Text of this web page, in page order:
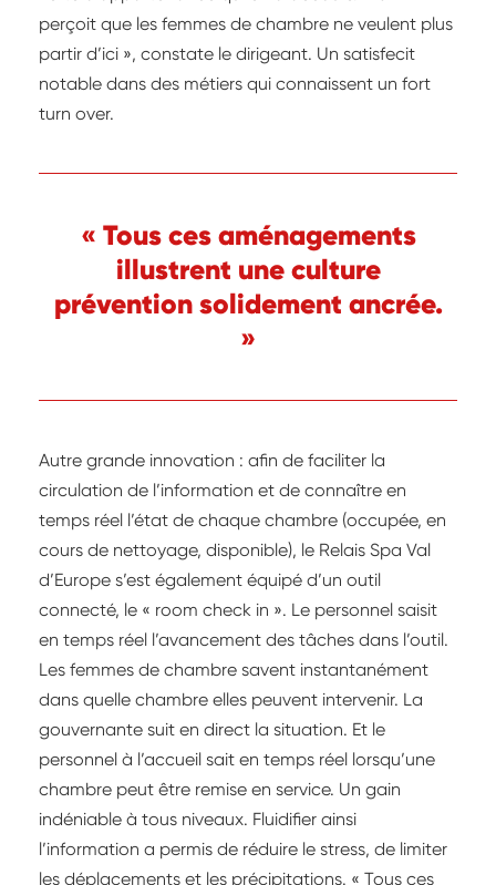
perçoit que les femmes de chambre ne veulent plus
partir d’ici », constate le dirigeant. Un satisfecit
notable dans des métiers qui connaissent un fort
turn over.
« Tous ces aménagements
illustrent une culture
prévention solidement ancrée.
»
Autre grande innovation : afin de faciliter la
circulation de l’information et de connaître en
temps réel l’état de chaque chambre (occupée, en
cours de nettoyage, disponible), le Relais Spa Val
d’Europe s’est également équipé d’un outil
connecté, le « room check in ». Le personnel saisit
en temps réel l’avancement des tâches dans l’outil.
Les femmes de chambre savent instantanément
dans quelle chambre elles peuvent intervenir. La
gouvernante suit en direct la situation. Et le
personnel à l’accueil sait en temps réel lorsqu’une
chambre peut être remise en service. Un gain
indéniable à tous niveaux. Fluidifier ainsi
l’information a permis de réduire le stress, de limiter
les déplacements et les précipitations. « Tous ces